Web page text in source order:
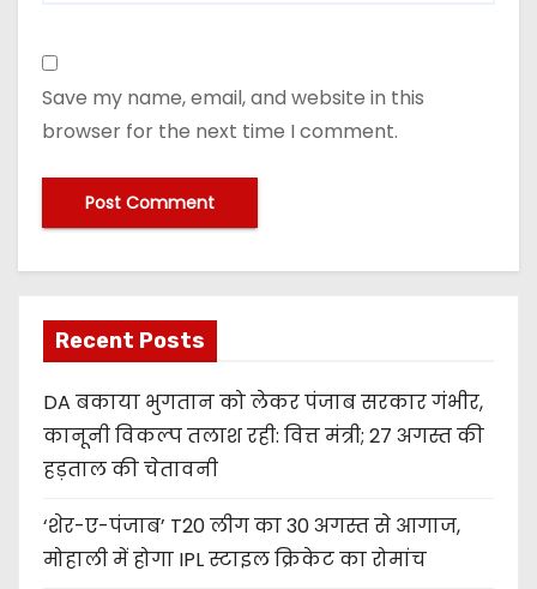
Save my name, email, and website in this
browser for the next time I comment.
Recent Posts
DA बकाया भुगतान को लेकर पंजाब सरकार गंभीर,
कानूनी विकल्प तलाश रही: वित्त मंत्री; 27 अगस्त की
हड़ताल की चेतावनी
‘शेर-ए-पंजाब’ T20 लीग का 30 अगस्त से आगाज,
मोहाली में होगा IPL स्टाइल क्रिकेट का रोमांच